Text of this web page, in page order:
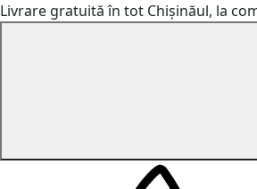
Livrare gratuită în tot Chișinăul, la